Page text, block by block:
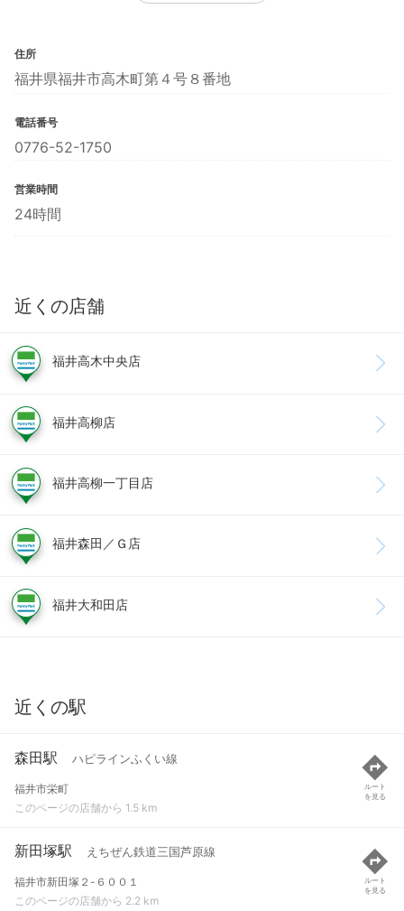
住所
福井県福井市高木町第４号８番地
電話番号
0776-52-1750
営業時間
24時間
近くの店舗
福井高木中央店
福井高柳店
福井高柳一丁目店
福井森田／Ｇ店
福井大和田店
近くの駅
森田駅 ハピラインふくい線
福井市栄町
このページの店舗から 1.5 km
ルート
を見る
新田塚駅 えちぜん鉄道三国芦原線
福井市新田塚２-６００１
このページの店舗から 2.2 km
ルート
を見る